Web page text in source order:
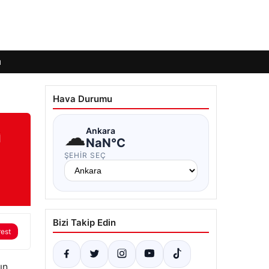
Hava Durumu
☁Ankara
NaN°C
ŞEHIR SEÇ
Bizi Takip Edin